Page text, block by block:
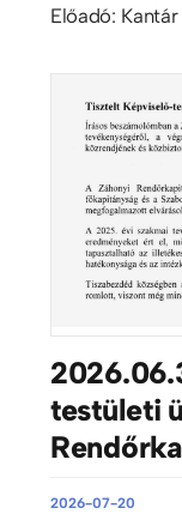
Előadó: Kantár
testületi
2026-07-20